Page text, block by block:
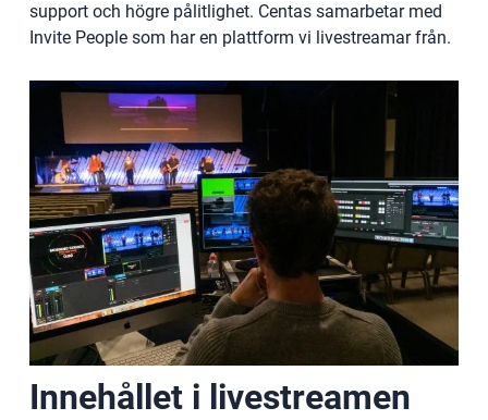
support och högre pålitlighet. Centas samarbetar med
Invite People som har en plattform vi livestreamar från.
Innehållet i livestreamen